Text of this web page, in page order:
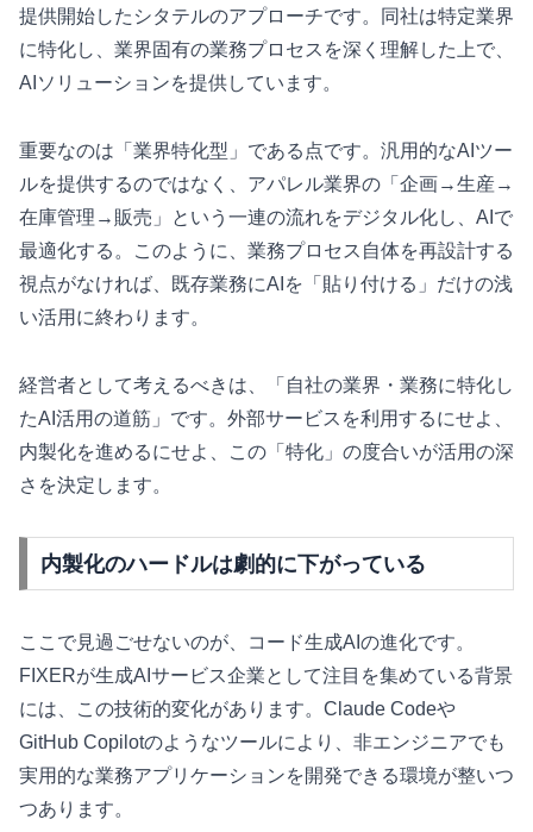
提供開始したシタテルのアプローチです。同社は特定業界
に特化し、業界固有の業務プロセスを深く理解した上で、
AIソリューションを提供しています。
重要なのは「業界特化型」である点です。汎用的なAIツー
ルを提供するのではなく、アパレル業界の「企画→生産→
在庫管理→販売」という一連の流れをデジタル化し、AIで
最適化する。このように、業務プロセス自体を再設計する
視点がなければ、既存業務にAIを「貼り付ける」だけの浅
い活用に終わります。
経営者として考えるべきは、「自社の業界・業務に特化し
たAI活用の道筋」です。外部サービスを利用するにせよ、
内製化を進めるにせよ、この「特化」の度合いが活用の深
さを決定します。
内製化のハードルは劇的に下がっている
ここで見過ごせないのが、コード生成AIの進化です。
FIXERが生成AIサービス企業として注目を集めている背景
には、この技術的変化があります。Claude Codeや
GitHub Copilotのようなツールにより、非エンジニアでも
実用的な業務アプリケーションを開発できる環境が整いつ
つあります。